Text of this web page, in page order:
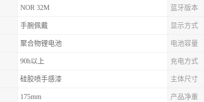
NOR 32M 蓝牙版本
手腕佩戴 显示方式
聚合物锂电池 电池容量
90h以上 充电方式
硅胶喷手感漆 主体尺寸
175mm 产品净重